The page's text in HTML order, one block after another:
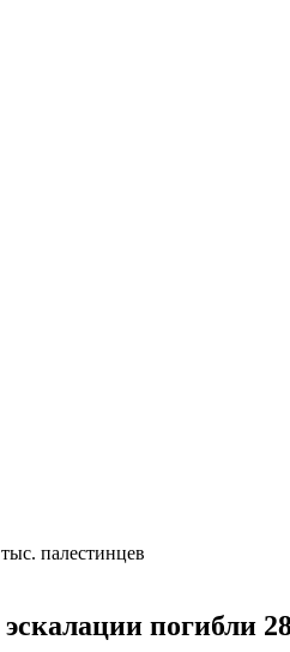
погибли